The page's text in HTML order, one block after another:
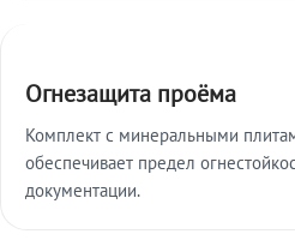
Огнезащита проёма
Комплект с минеральными
обеспечивает предел
документации.